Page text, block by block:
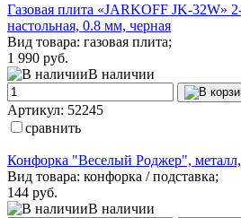
Газовая плита «JARKOFF JK-32W»
настольная, 0.8 мм, черная
Вид товара: газовая плита;
1 990 руб.
В наличии
Артикул: 52245
сравнить
Конфорка "Веселый Роджер",
Вид товара: конфорка / подставка;
144 руб.
В наличии